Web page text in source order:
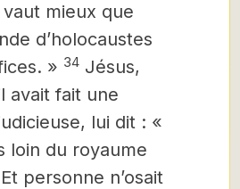
mieux que
d’holocaustes
» 34 Jésus,
avait fait une
lui dit : «
loin du royaume
personne n’osait